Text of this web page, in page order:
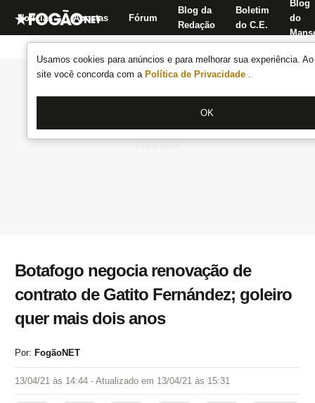
Usamos cookies para anúncios e para melhorar sua experiência.
site você concorda com a Política de Privacidade .
OK
Notícias Apostas Fórum
Blog da
Redação
Boletim
do C.E.
Blog
do
Botafogo negocia renovação de
contrato de Gatito Fernández; goleiro
quer mais dois anos
Por: FogãoNET
13/04/21 às 14:44 - Atualizado em 13/04/21 às 15:31